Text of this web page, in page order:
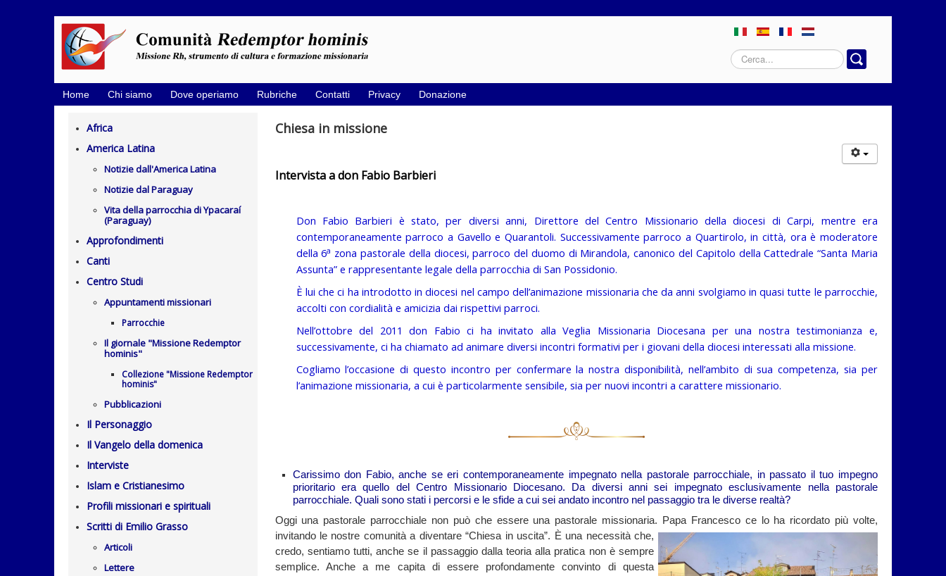
Cerca...
Home Chi siamo Dove operiamo Rubriche Contatti Privacy Donazione
Africa
America Latina
Notizie dall'America Latina
Notizie dal Paraguay
Vita della parrocchia di Ypacaraí
(Paraguay)
Approfondimenti
Canti
Centro Studi
Appuntamenti missionari
Parrocchie
Il giornale "Missione Redemptor
hominis"
Collezione "Missione Redemptor
hominis"
Pubblicazioni
Il Personaggio
Il Vangelo della domenica
Interviste
Islam e Cristianesimo
Profili missionari e spirituali
Scritti di Emilio Grasso
Articoli
Lettere
Chiesa in missione
Intervista a don Fabio Barbieri
Don Fabio Barbieri è stato, per diversi anni, Direttore del Centro Missionario della diocesi di Carpi, mentre era
contemporaneamente parroco a Gavello e Quarantoli. Successivamente parroco a Quartirolo, in città, ora è moderatore
della 6a zona pastorale della diocesi, parroco del duomo di Mirandola, canonico del Capitolo della Cattedrale “Santa Maria
Assunta” e rappresentante legale della parrocchia di San Possidonio.
È lui che ci ha introdotto in diocesi nel campo dell’animazione missionaria che da anni svolgiamo in quasi tutte le parrocchie,
accolti con cordialità e amicizia dai rispettivi parroci.
Nell’ottobre del 2011 don Fabio ci ha invitato alla Veglia Missionaria Diocesana per una nostra testimonianza e,
successivamente, ci ha chiamato ad animare diversi incontri formativi per i giovani della diocesi interessati alla missione.
Cogliamo l’occasione di questo incontro per confermare la nostra disponibilità, nell’ambito di sua competenza, sia per
l’animazione missionaria, a cui è particolarmente sensibile, sia per nuovi incontri a carattere missionario.
Carissimo don Fabio, anche se eri contemporaneamente impegnato nella pastorale parrocchiale, in passato il tuo impegno
prioritario era quello del Centro Missionario Diocesano. Da diversi anni sei impegnato esclusivamente nella pastorale
parrocchiale. Quali sono stati i percorsi e le sfide a cui sei andato incontro nel passaggio tra le diverse realtà?
Oggi una pastorale parrocchiale non può che essere una pastorale missionaria. Papa Francesco ce lo ha ricordato più volte,
invitando le nostre comunità a diventare “Chiesa in uscita”. È una necessità che,
credo, sentiamo tutti, anche se il passaggio dalla teoria alla pratica non è sempre
semplice. Anche a me capita di essere profondamente convinto di questa